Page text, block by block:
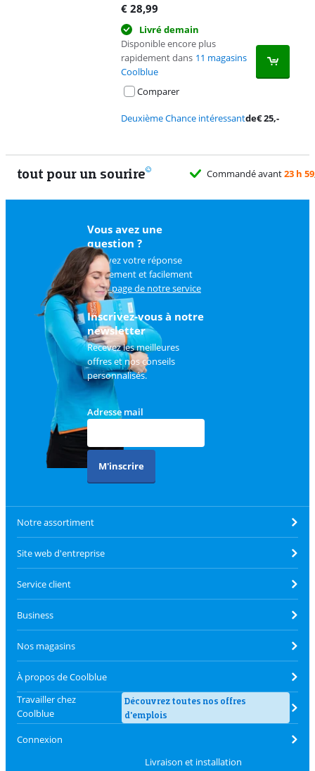
€ 28,99
Livré demain
Disponible encore plus
rapidement dans 11 magasins
Coolblue
Comparer
Deuxième Chance intéressantde€25,-
tout pour un sourire Commandé avant23 h 59
Vous avez une
question ?
Trouvez votre réponse
rapidement et facilement
surla page de notre service
client.
Inscrivez-vous à notre
newsletter
Recevez les meilleures
offres et nos conseils
personnalisés.
Adresse mail
M'inscrire
Notre assortiment
Site web d'entreprise
Service client
Business
Nos magasins
À propos de Coolblue
Travailler chez
Coolblue
Découvrez toutes nos offres
d'emplois
Connexion
Livraison et installation